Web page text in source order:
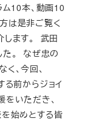
ム10本、動画10
は是非ご覧く
ます。 武田
た。 なぜ忠の
、今回、
る前からジョイ
をいただき、
始めとする皆